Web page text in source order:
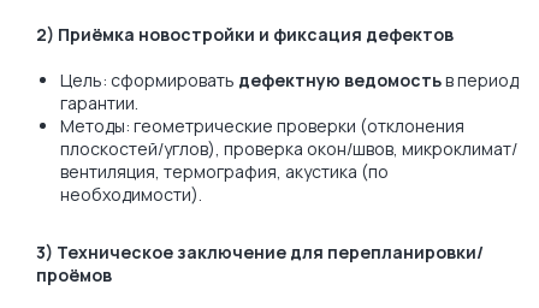
2) Приёмка новостройки и фиксация дефектов
Цель: сформировать дефектную ведомостьв период
гарантии.
Методы: геометрические проверки (отклонения
плоскостей/углов), проверка окон/швов, микроклимат/
вентиляция, термография, акустика (по
необходимости).
3) Техническое заключение для перепланировки/
проёмов